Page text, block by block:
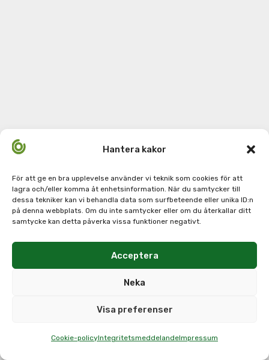
Hantera kakor
För att ge en bra upplevelse använder vi teknik som cookies för att
lagra och/eller komma åt enhetsinformation. När du samtycker till
dessa tekniker kan vi behandla data som surfbeteende eller unika ID:n
på denna webbplats. Om du inte samtycker eller om du återkallar ditt
samtycke kan detta påverka vissa funktioner negativt.
Acceptera
Neka
Visa preferenser
Cookie-policyIntegritetsmeddelandeImpressum